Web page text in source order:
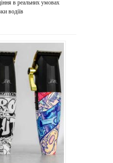
в реальних умовах
водіїв